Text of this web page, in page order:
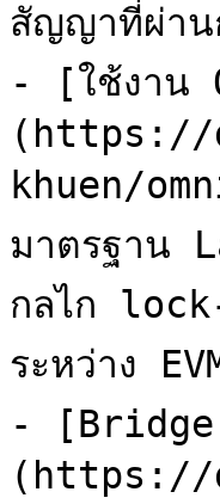
สัญญาที่ผ่าน
- [ใช้งาน
(https://
khuen/
มาตรฐาน
กลไก
ระหว่าง
- [Bridge
(https://